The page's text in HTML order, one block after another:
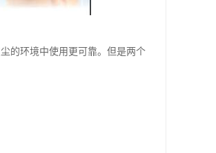
的环境中使用更可靠。但是两个